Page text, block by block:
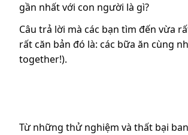
gần nhất với con người là gì?
Câu trả lời mà các bạn tìm đến vừa
rất căn bản đó là: các bữa ăn cùng
together!).
Từ những thử nghiệm và thất bại